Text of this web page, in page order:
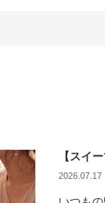
【スイ
2026.07.17